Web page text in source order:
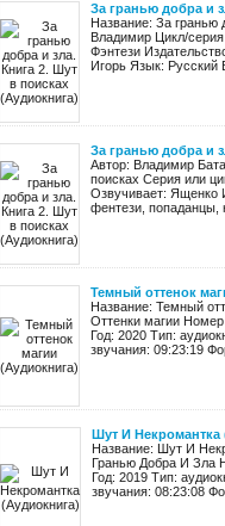
За гранью добра и
Название: За гранью
Владимир Цикл/
Фэнтези
Игорь Язык: Русский
За гранью добра и
Автор: Владимир
поисках Серия или
Озвучивает: Ященко
фентези, попаданцы,
Темный оттенок
Название: Темный
Оттенки магии Номер
Год: 2020 Тип:
звучания: 09:23:19
Шут И Некромантка
Название: Шут И
Гранью Добра И Зла
Год: 2019 Тип:
звучания: 08:23:08